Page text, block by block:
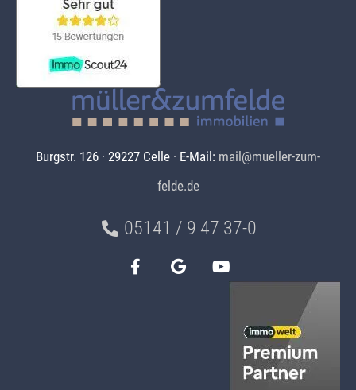
Burgstr. 126 · 29227 Celle · E-Mail: mail@mueller-zum-
felde.de
05141 / 9 47 37-0